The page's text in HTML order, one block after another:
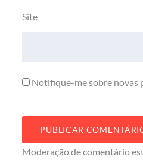
Site
Notifique-me sobre novas
Moderação de comentário